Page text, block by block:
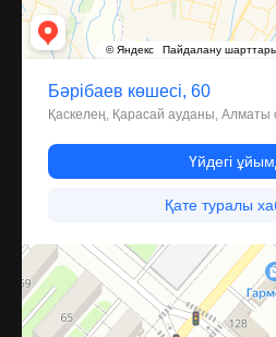
Костанай
Улица Пушкина, 59А — Яндекс Карты